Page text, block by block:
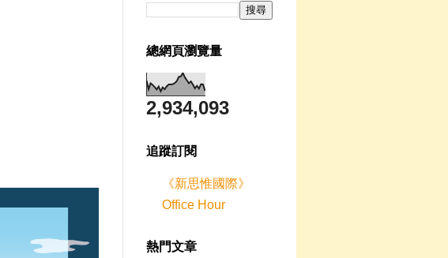
總網頁瀏覽量
2,934,093
追蹤訂閱
《新思惟國際》
Office Hour
熱門文章